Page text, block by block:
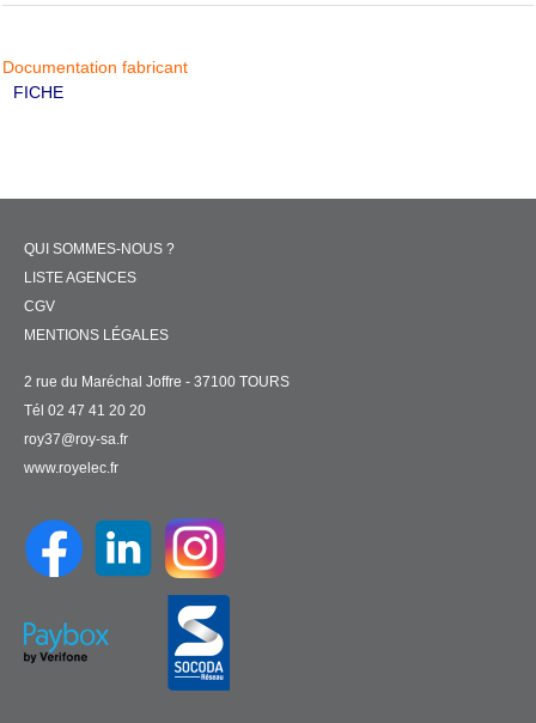
Documentation fabricant
FICHE
QUI SOMMES-NOUS ?
LISTE AGENCES
CGV
MENTIONS LÉGALES
2 rue du Maréchal Joffre - 37100 TOURS
Tél 02 47 41 20 20
roy37@roy-sa.fr
www.royelec.fr